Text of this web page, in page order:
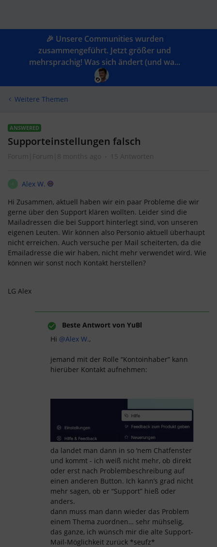
🎉 Unsere Communities wurden
zusammengeführt. Jetzt größer und
mehrsprachig! Was sich ändert (und wa...
Weitere Themen
ANSWERED
Supporteinstellungen falsch
Forum|Forum|8 months ago 15 Antworten
A
Alex W.
Hi Zusammen, aktuell haben wir ein paar Probleme die wir
gerne über den Support klären wollten. Leider sind die
Mailadressen die bei Support hinterlegt sind, von unseren
eigenen Leuten. Wir können also Personio aktuell überhaupt
nicht erreichen. Auch versuche per Mail scheiterten, da die
Emailadresse die wir haben, nicht mehr verwendet wird. Wie
können wir sonst noch Kontakt herstellen?
LG Alex
Beste Antwort von YuBl
Hi ​ @Alex W.,
jemand mit der Rolle “Kontoinhaber” kann
hierüber Kontakt aufnehmen:
da landet man dann in so ‘nem Chatfenster
und kommt - ich weiß nicht mehr, ob direkt
oder erst nach Problembeschreibung auf
einen anderen Button. Ich kann’s grad nicht
mehr sagen, ob er “Support” hieß oder
anders.
dann muss man dann wieder das Problem
einem Thema zuordnen… sehr mühselig,
das ganze, ich wünsch mir die alte Support-
Mail-Möglichkeit zurück *seufz*